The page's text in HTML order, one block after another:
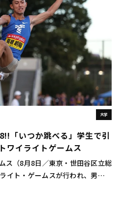
大学
「いつか跳べる」学生で引
ワイライトゲームス
ス（8月8日／東京・世田谷区立総
イト・ゲームスが行われ、男子走
（＋0.3）の大ジャンプを見せ